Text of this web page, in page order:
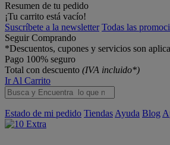
Resumen de tu pedido
¡Tu carrito está vacío!
Suscríbete a la newsletter Todas las
Seguir Comprando
*Descuentos, cupones y servicios son
Pago 100% seguro
Total con descuento (IVA incluido*)
Ir Al Carrito
Estado de mi pedido Tiendas Ayuda Blog